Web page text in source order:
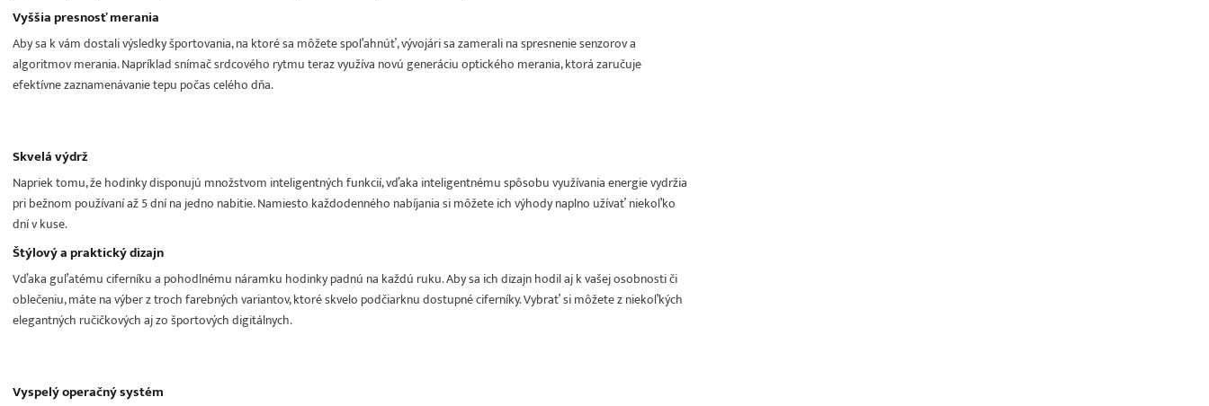
Vyššia presnosť merania
Aby sa k vám dostali výsledky športovania, na ktoré sa môžete spoľahnúť, vývojári sa zamerali na spresnenie senzorov a
algoritmov merania. Napríklad snímač srdcového rytmu teraz využíva novú generáciu optického merania, ktorá zaručuje
efektívne zaznamenávanie tepu počas celého dňa.
Skvelá výdrž
Napriek tomu, že hodinky disponujú množstvom inteligentných funkcií, vďaka inteligentnému spôsobu využívania energie vydržia
pri bežnom používaní až 5 dní na jedno nabitie. Namiesto každodenného nabíjania si môžete ich výhody naplno užívať niekoľko
dní v kuse.
Štýlový a praktický dizajn
Vďaka guľatému ciferníku a pohodlnému náramku hodinky padnú na každú ruku. Aby sa ich dizajn hodil aj k vašej osobnosti či
oblečeniu, máte na výber z troch farebných variantov, ktoré skvelo podčiarknu dostupné ciferníky. Vybrať si môžete z niekoľkých
elegantných ručičkových aj zo športových digitálnych.
Vyspelý operačný systém